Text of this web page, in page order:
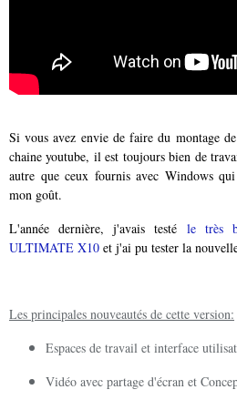
Si vous avez envie de faire du montage
chaine youtube, il est toujours bien de
autre que ceux fournis avec Windows
mon goût.
L'année dernière, j'avais testé le très
ULTIMATE X10 et j'ai pu tester la
Les principales nouveautés de cette version:
Espaces de travail et interface
Vidéo avec partage d'écran et